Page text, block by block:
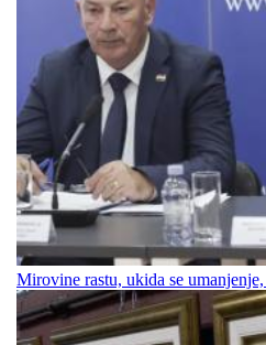
Mirovine rastu, ukida se